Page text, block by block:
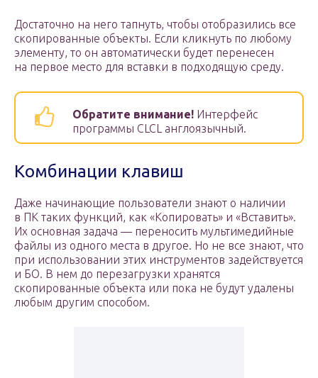
Достаточно на него тапнуть, чтобы отобразились все
скопированные объекты. Если кликнуть по любому
элементу, то он автоматически будет перенесен
на первое место для вставки в подходящую среду.
Обратите внимание! Интерфейс
программы СLCL англоязычный.
Комбинации клавиш
Даже начинающие пользователи знают о наличии
в ПК таких функций, как «Копировать» и «Вставить».
Их основная задача — переносить мультимедийные
файлы из одного места в другое. Но не все знают, что
при использовании этих инструментов задействуется
и БО. В нем до перезагрузки хранятся
скопированные объекта или пока не будут удалены
любым другим способом.